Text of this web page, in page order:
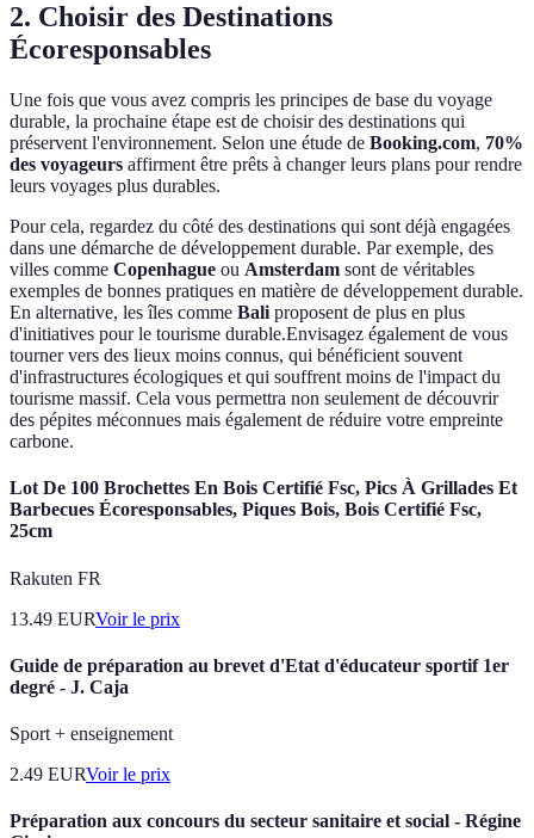
2. Choisir des Destinations
Écoresponsables
Une fois que vous avez compris les principes de base du voyage
durable, la prochaine étape est de choisir des destinations qui
préservent l'environnement. Selon une étude de Booking.com, 70%
des voyageurs affirment être prêts à changer leurs plans pour rendre
leurs voyages plus durables.
Pour cela, regardez du côté des destinations qui sont déjà engagées
dans une démarche de développement durable. Par exemple, des
villes comme Copenhague ou Amsterdam sont de véritables
exemples de bonnes pratiques en matière de développement durable.
En alternative, les îles comme Bali proposent de plus en plus
d'initiatives pour le tourisme durable.Envisagez également de vous
tourner vers des lieux moins connus, qui bénéficient souvent
d'infrastructures écologiques et qui souffrent moins de l'impact du
tourisme massif. Cela vous permettra non seulement de découvrir
des pépites méconnues mais également de réduire votre empreinte
carbone.
Lot De 100 Brochettes En Bois Certifié Fsc, Pics À Grillades Et
Barbecues Écoresponsables, Piques Bois, Bois Certifié Fsc,
25cm
Rakuten FR
13.49 EURVoir le prix
Guide de préparation au brevet d'Etat d'éducateur sportif 1er
degré - J. Caja
Sport + enseignement
2.49 EURVoir le prix
Préparation aux concours du secteur sanitaire et social - Régine